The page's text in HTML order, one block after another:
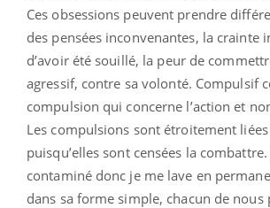
Ces obsessions peuvent prendre
des pensées inconvenantes, la crainte
d’avoir été souillé, la peur de
agressif, contre sa volonté. Compulsif
compulsion qui concerne l’action et
Les compulsions sont étroitement liées
puisqu’elles sont censées la combattre.
contaminé donc je me lave en
dans sa forme simple, chacun de